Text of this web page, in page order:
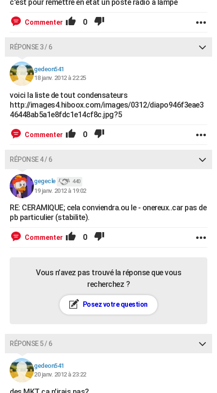
c'est pour remettre en etat un poste radio a lampe
Commenter 0
RÉPONSE 3 / 6
gedeon541
18 janv. 2012 à 22:25
voici la liste de tout condensateurs
http://images4.hiboox.com/images/0312/diapo946f3eae3
46448ab5a1e8fdc1e14cf8c.jpg?5
Commenter 0
RÉPONSE 4 / 6
gegecle 440
19 janv. 2012 à 19:02
RE: CERAMIQUE; cela conviendra.ou le - onereux..car pas de
pb particulier (stabilite).
Commenter 0
Vous n’avez pas trouvé la réponse que vous
recherchez ?
Posez votre question
RÉPONSE 5 / 6
gedeon541
20 janv. 2012 à 23:22